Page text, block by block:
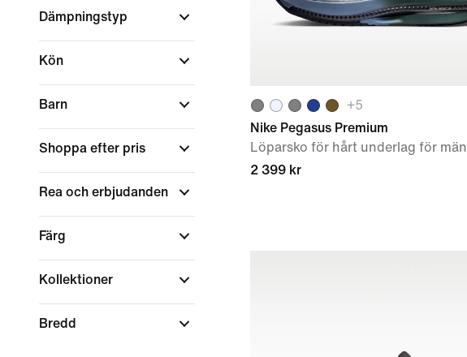
Dämpningstyp
Kön
Barn
Shoppa efter pris
Rea och erbjudanden
Färg
Kollektioner
Bredd
+5
Nike Pegasus Premium
Löparsko för hårt underlag för män
2 399 kr